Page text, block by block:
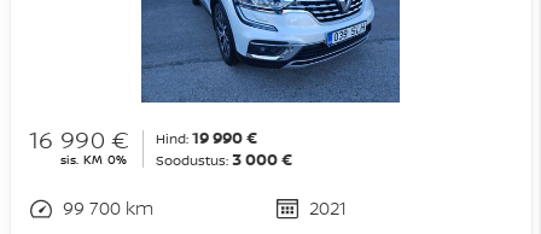
16 990 €
sis. KM 0%
Hind: 19 990 €
Soodustus: 3 000 €
99 700 km
2021